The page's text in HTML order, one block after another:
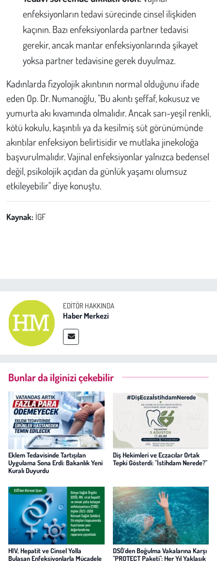
enfeksiyonların tedavi sürecinde cinsel ilişkiden
kaçının. Bazı enfeksiyonlarda partner tedavisi
gerekir, ancak mantar enfeksiyonlarında şikayet
yoksa partner tedavisine gerek duyulmaz.
Kadınlarda fizyolojik akıntının normal olduğunu ifade
eden Op. Dr. Numanoğlu, "Bu akıntı şeffaf, kokusuz ve
yumurta akı kıvamında olmalıdır. Ancak sarı-yeşil renkli,
kötü kokulu, kaşıntılı ya da kesilmiş süt görünümünde
akıntılar enfeksiyon belirtisidir ve mutlaka jinekoloğa
başvurulmalıdır. Vajinal enfeksiyonlar yalnızca bedensel
değil, psikolojik açıdan da günlük yaşamı olumsuz
etkileyebilir" diye konuştu.
Kaynak: İGF
EDITÖR HAKKINDA
Haber Merkezi
Bunlar da ilginizi çekebilir
Eklem Tedavisinde Tartışılan
Uygulama Sona Erdi: Bakanlık Yeni
Kuralı Duyurdu
Diş Hekimleri ve Eczacılar Ortak
Tepki Gösterdi: "İstihdam Nerede?"
HIV, Hepatit ve Cinsel Yolla
Bulaşan Enfeksiyonlarla Mücadele
DSÖ'den Boğulma Vakalarına Karşı
"PROTECT Paketi": Her Yıl Yaklaşık